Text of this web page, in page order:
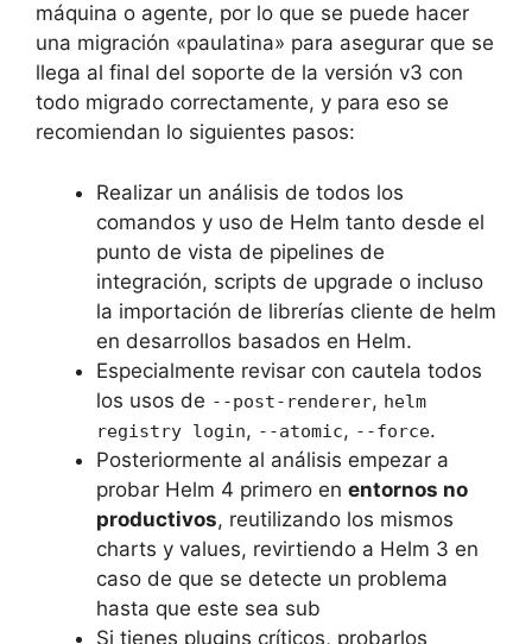
máquina o agente, por lo que se puede hacer
una migración «paulatina» para asegurar que se
llega al final del soporte de la versión v3 con
todo migrado correctamente, y para eso se
recomiendan lo siguientes pasos:
Realizar un análisis de todos los
comandos y uso de Helm tanto desde el
punto de vista de pipelines de
integración, scripts de upgrade o incluso
la importación de librerías cliente de helm
en desarrollos basados en Helm.
Especialmente revisar con cautela todos
los usos de --post-renderer, helm
registry login, --atomic, --force.
Posteriormente al análisis empezar a
probar Helm 4 primero en entornos no
productivos, reutilizando los mismos
charts y values, revirtiendo a Helm 3 en
caso de que se detecte un problema
hasta que este sea sub
Si tienes plugins críticos, probarlos